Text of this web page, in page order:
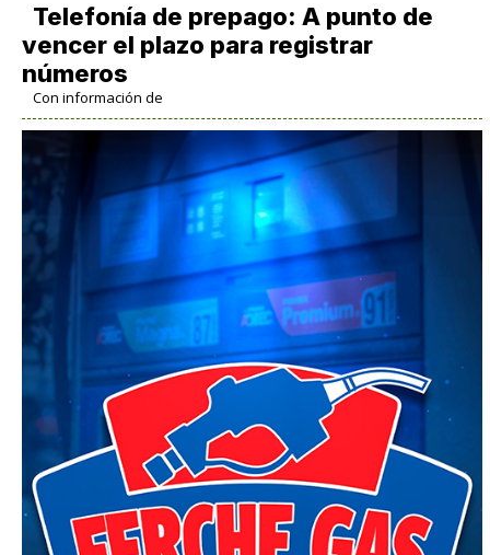
Telefonía de prepago: A punto de
vencer el plazo para registrar
números
Con información de